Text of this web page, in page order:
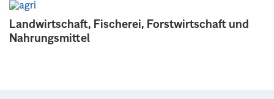
Landwirtschaft, Fischerei, Forstwirtschaft und
Nahrungsmittel